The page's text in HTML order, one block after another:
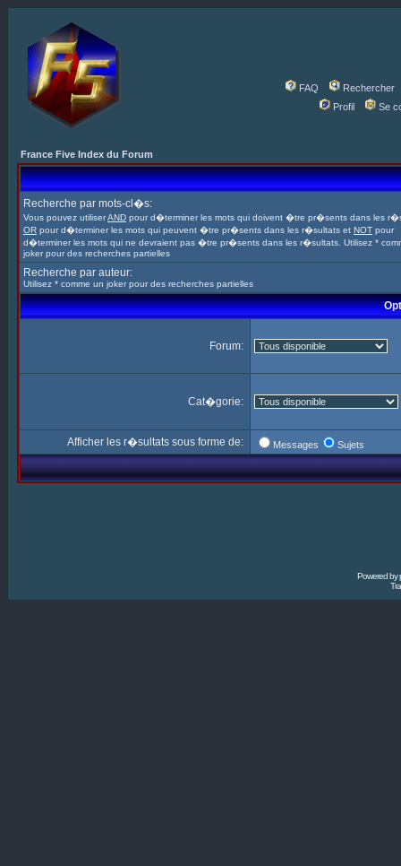
FAQ
Rechercher
Profil
Se
France Five Index du Forum
Recherche par mots-cl�s:
Vous pouvez utiliserAND pour d�terminer les mots qui doivent �tre pr�sents dans les
OR pour d�terminer les mots qui peuvent �tre pr�sents dans les r�sultats et NOT pour
d�terminer les mots qui ne devraient pas �tre pr�sents dans les r�sultats. Utilisez *
joker pour des recherches partielles
Recherche par auteur:
Utilisez * comme un joker pour des recherches partielles
Forum:
Cat�gorie:
Afficher les r�sultats sous forme de: Messages Sujets
Powered by